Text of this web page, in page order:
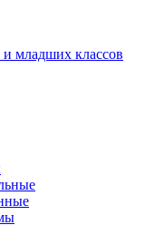
младших классов